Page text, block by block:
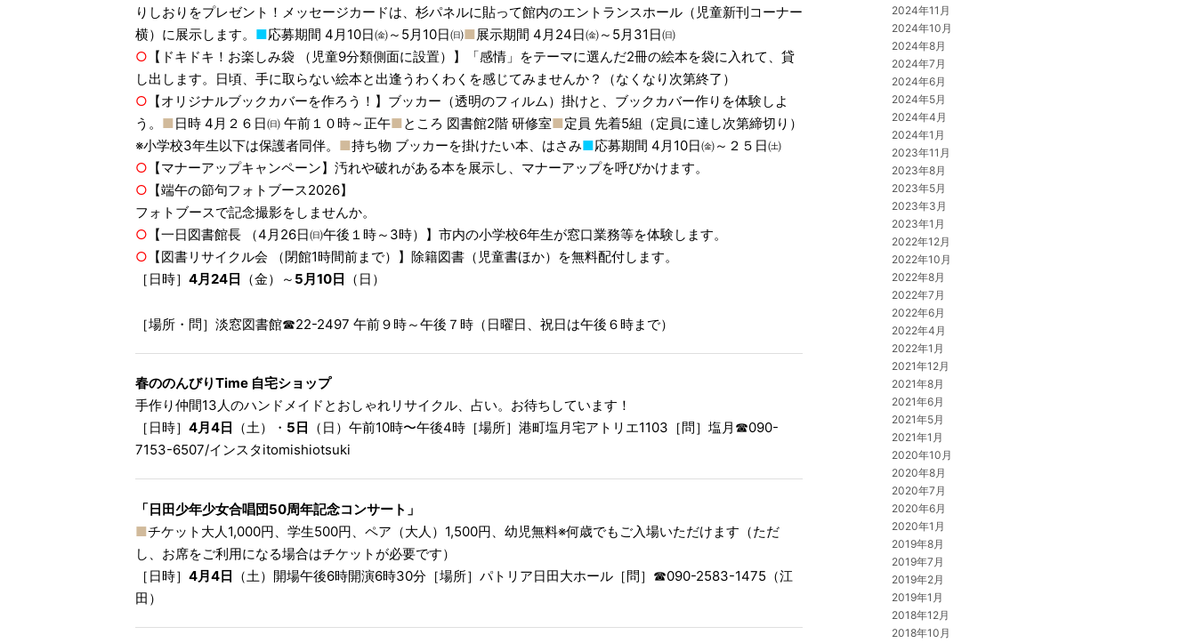
りしおりをプレゼント！メッセージカードは、杉パネルに貼って館内のエントランスホール（児童新刊コーナー
横）に展示します。 ■応募期間 4月10日㈮～5月10日㈰■展示期間 4月24日㈮～5月31日㈰
○ 【ドキドキ！お楽しみ袋 （児童9分類側面に設置）】「感情」をテーマに選んだ2冊の絵本を袋に入れて、貸
し出します。日頃、手に取らない絵本と出逢うわくわくを感じてみませんか？（なくなり次第終了）
○ 【オリジナルブックカバーを作ろう！】ブッカー（透明のフィルム）掛けと、ブックカバー作りを体験しよ
う。 ■日時 4月２６日㈰ 午前１０時～正午■ところ 図書館2階 研修室■定員 先着5組（定員に達し次第締切り）
※小学校3年生以下は保護者同伴。 ■持ち物 ブッカーを掛けたい本、はさみ■応募期間 4月10日㈮～２５日㈯
○ 【マナーアップキャンペーン】汚れや破れがある本を展示し、マナーアップを呼びかけます。
○ 【端午の節句フォトブース2026】
フォトブースで記念撮影をしませんか。
○ 【一日図書館長 （4月26日㈰午後１時～3時）】市内の小学校6年生が窓口業務等を体験します。
○ 【図書リサイクル会 （閉館1時間前まで）】除籍図書（児童書ほか）を無料配付します。
［日時］ 4月24日 （金）～ 5月10日 （日）
［場所・問］淡窓図書館☎︎22-2497 午前９時～午後７時（日曜日、祝日は午後６時まで）
春ののんびりTime 自宅ショップ
手作り仲間13人のハンドメイドとおしゃれリサイクル、占い。お待ちしています！
［日時］ 4月4日 （土）・ 5日 （日）午前10時〜午後4時［場所］港町塩月宅アトリエ1103［問］塩月☎︎090-
7153-6507/インスタitomishiotsuki
「日田少年少女合唱団50周年記念コンサート」
■チケット大人1,000円、学生500円、ペア（大人）1,500円、幼児無料※何歳でもご入場いただけます（ただ
し、お席をご利用になる場合はチケットが必要です）
［日時］ 4月4日 （土）開場午後6時開演6時30分［場所］パトリア日田大ホール［問］☎︎090-2583-1475（江
田）
2024年11月
2024年10月
2024年8月
2024年7月
2024年6月
2024年5月
2024年4月
2024年1月
2023年11月
2023年8月
2023年5月
2023年3月
2023年1月
2022年12月
2022年10月
2022年8月
2022年7月
2022年6月
2022年4月
2022年1月
2021年12月
2021年8月
2021年6月
2021年5月
2021年1月
2020年10月
2020年8月
2020年7月
2020年6月
2020年1月
2019年8月
2019年7月
2019年2月
2019年1月
2018年12月
2018年10月